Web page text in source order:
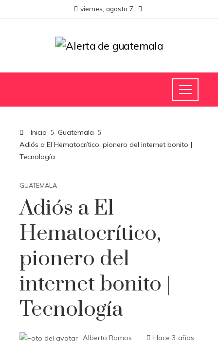
viernes, agosto 7
Inicio
Guatemala
Adiós a El Hematocrítico, pionero del internet bonito |
Tecnología
GUATEMALA
Adiós a El
Hematocrítico,
pionero del
internet bonito |
Tecnología
Alberto Ramos Hace 3 años